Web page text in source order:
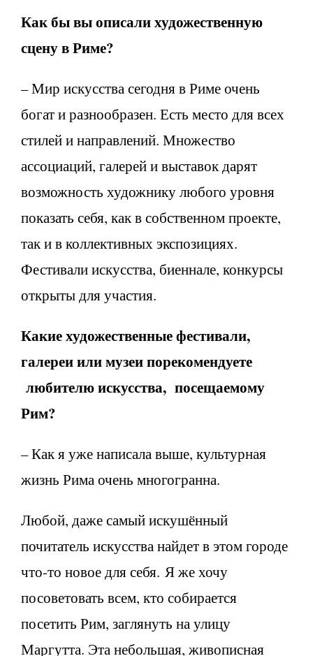
Как бы вы описали художественную
сцену в Риме?
– Мир искусства сегодня в Риме очень
богат и разнообразен. Есть место для всех
стилей и направлений. Множество
ассоциаций, галерей и выставок дарят
возможность художнику любого уровня
показать себя, как в собственном проекте,
так и в коллективных экспозициях.
Фестивали искусства, биеннале, конкурсы
открыты для участия.
Какие художественные фестивали,
галереи или музеи порекомендуете
любителю искусства, посещаемому
Рим?
– Как я уже написала выше, культурная
жизнь Рима очень многогранна.
Любой, даже самый искушённый
почитатель искусства найдет в этом городе
что-то новое для себя. Я же хочу
посоветовать всем, кто собирается
посетить Рим, заглянуть на улицу
Маргутта. Эта небольшая, живописная